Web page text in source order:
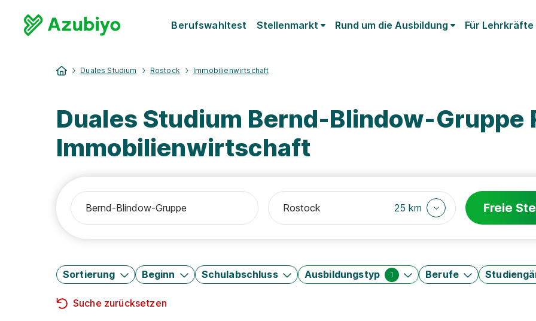
Berufswahltest Stellenmarkt Rund um die Ausbildung Für Lehrkräfte
Duales Studium Rostock Immobilienwirtschaft
Duales Studium Bernd-Blindow-Gruppe
Immobilienwirtschaft
25 km Freie
Sortierung Beginn Schulabschluss Ausbildungstyp 1 Berufe
Suche zurücksetzen